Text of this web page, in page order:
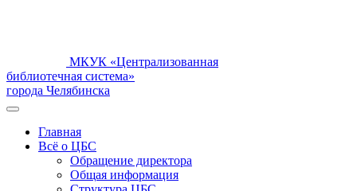
МКУК «Централизованная
библиотечная система»
города Челябинска
Главная
Всё о ЦБС
Обращение директора
Общая информация